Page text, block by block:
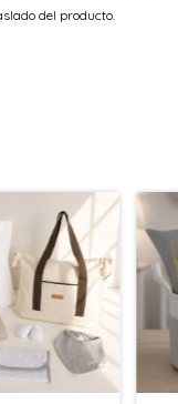
del producto.